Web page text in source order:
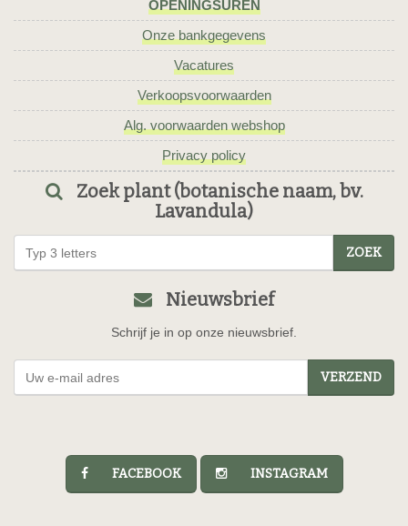
OPENINGSUREN
Onze bankgegevens
Vacatures
Verkoopsvoorwaarden
Alg. voorwaarden webshop
Privacy policy
Zoek plant (botanische naam, bv.
Lavandula)
ZOEK
Nieuwsbrief
Schrijf je in op onze nieuwsbrief.
VERZEND
FACEBOOK INSTAGRAM